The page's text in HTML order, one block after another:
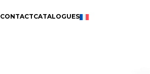
CONTACTCATALOGUES